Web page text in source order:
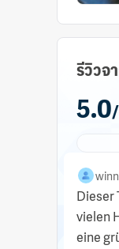
รีวิวจ
5.0
Dieser
vielen
eine